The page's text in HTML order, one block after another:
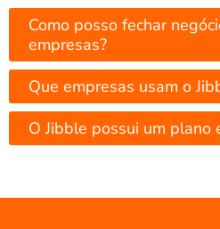
Como posso fechar
empresas?
Que empresas usam o
O Jibble possui um plano